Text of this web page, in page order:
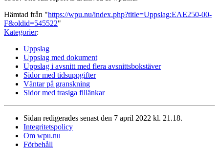
Hämtad från "https://wpu.nu/index.php?title=Uppslag:EAE250-00-
F&oldid=545522"
Kategorier:
Uppslag
Uppslag med dokument
Uppslag i avsnitt med flera avsnittsbokstäver
Sidor med tidsuppgifter
Väntar på granskning
Sidor med trasiga fillänkar
Sidan redigerades senast den 7 april 2022 kl. 21.18.
Integritetspolicy
Om wpu.nu
Förbehåll